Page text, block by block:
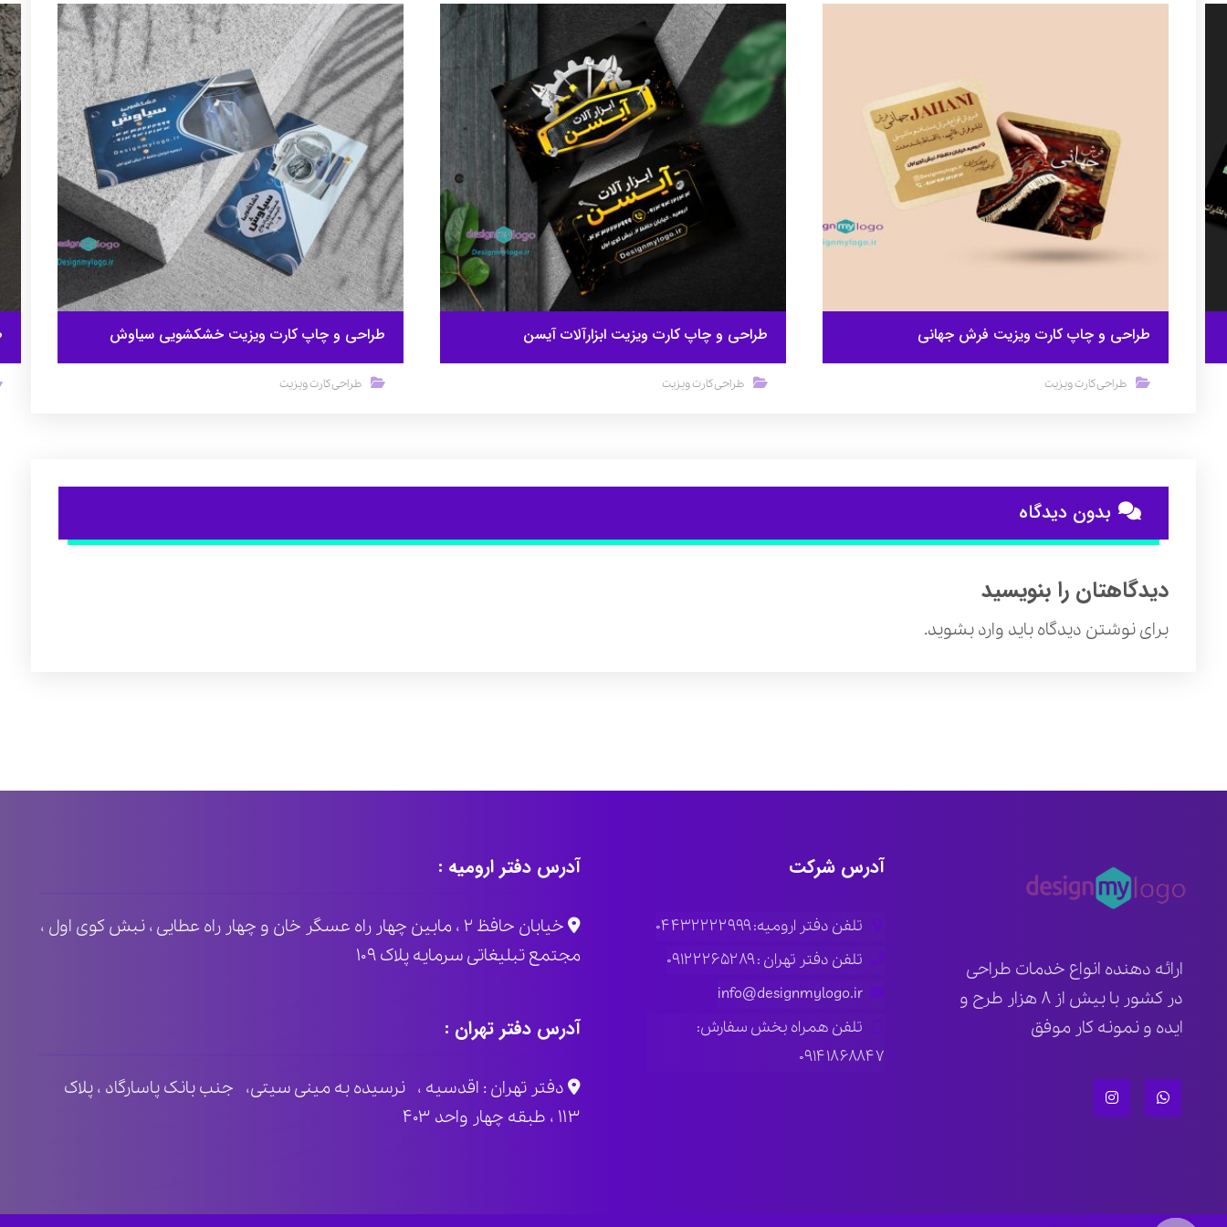
طراحی و چاپ کارت ویزیت فرش جهانی
طراحی کارت ویزیت
طراحی و چاپ کارت ویزیت ابزارآلات آیسن
طراحی کارت ویزیت
طراحی و چاپ کارت ویزیت خشکشویی سیاوش
طراحی کارت ویزیت
بدون دیدگاه
دیدگاهتان را بنویسید
برای نوشتن دیدگاه باید وارد بشوید.
ارائه دهنده انواع خدمات طراحی
در کشور با بیش از ۸ هزار طرح و
ایده و نمونه کار موفق
آدرس شرکت
تلفن دفتر ارومیه: ۰۴۴۳۲۲۲۲۹۹۹
تلفن دفتر تهران : ۰۹۱۲۲۲۶۵۲۸۹
info@designmylogo.ir
تلفن همراه بخش سفارش:
۰۹۱۴۱۸۶۸۸۴۷
آدرس دفتر ارومیه :
خیابان حافظ ۲ ، مابین چهار راه عسگر خان و چهار راه عطایی ، نبش کوی اول ،
مجتمع تبلیغاتی سرمایه پلاک ۱۰۹
آدرس دفتر تهران :
دفتر تهران : اقدسیه ، نرسیده به مینی سیتی، جنب بانک پاسارگاد ، پلاک
۱۱۳ ، طبقه چهار واحد ۴۰۳